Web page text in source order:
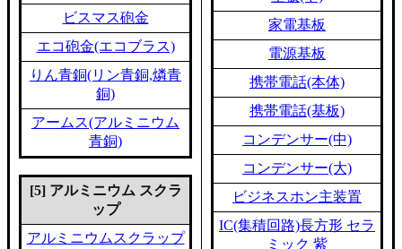
ビスマス砲金
エコ砲金(エコブラス)
りん青銅(リン青銅,燐青
銅)
アームス(アルミニウム
青銅)
[5] アルミニウム スクラ
ップ
アルミニウムスクラップ
家電基板
電源基板
携帯電話(本体)
携帯電話(基板)
コンデンサー(中)
コンデンサー(大)
ビジネスホン主装置
IC(集積回路)長方形 セラ
ミック 紫